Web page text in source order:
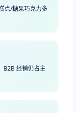
点/糖果巧克力多
B2B 经销仍占主